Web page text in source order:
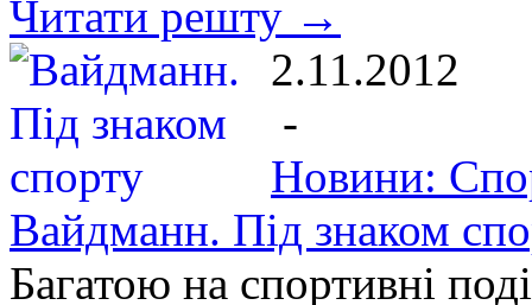
Читати решту →
2.11.2012
-
Новини:
Вайдманн. Під знаком
Багатою на спортивні